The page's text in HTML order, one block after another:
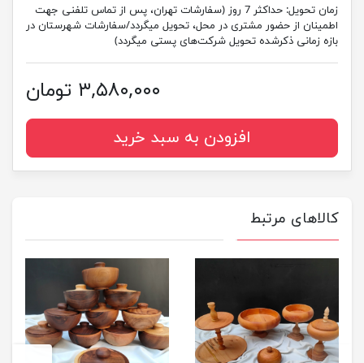
زمان تحویل:
حداکثر 7 روز (سفارشات تهران، پس از تماس تلفنی جهت
اطمینان از حضور مشتری در محل، تحویل میگردد/سفارشات شهرستان در
بازه زمانی ذکرشده تحویل شرکت‌های پستی میگردد)
۳,۵۸۰,۰۰۰ تومان
افزودن به سبد خرید
کالاهای مرتبط